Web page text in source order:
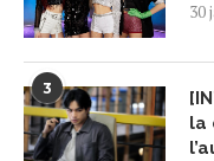
30
3
la